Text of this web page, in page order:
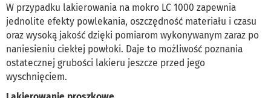
W przypadku lakierowania na mokro LC 1000 zapewnia
jednolite efekty powlekania, oszczędność materiału i czasu
oraz wysoką jakość dzięki pomiarom wykonywanym zaraz po
naniesieniu ciekłej powłoki. Daje to możliwość poznania
ostatecznej grubości lakieru jeszcze przed jego
wyschnięciem.